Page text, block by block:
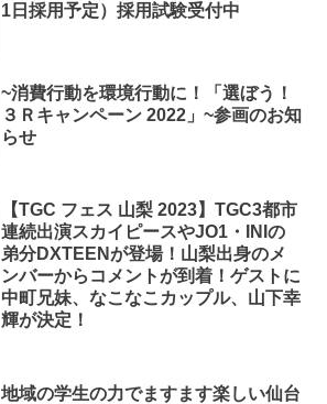
1日採用予定）採用試験受付中
~消費行動を環境行動に！「選ぼう！
３Ｒキャンペーン 2022」~参画のお知
らせ
【TGC フェス 山梨 2023】TGC3都市
連続出演スカイピースやJO1・INIの
弟分DXTEENが登場！山梨出身のメ
ンバーからコメントが到着！ゲストに
中町兄妹、なこなこカップル、山下幸
輝が決定！
地域の学生の力でますます楽しい仙台